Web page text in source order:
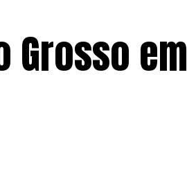
Grosso em